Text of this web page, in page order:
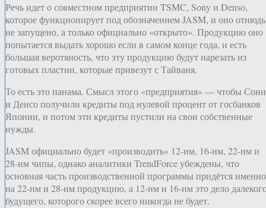
Речь идет о совместном предприятии TSMC, Sony и Denso,
которое функционирует под обозначением JASM, и оно отнюдь
не запущено, а только официально «открыто». Продукцию оно
попытается выдать хорошо если в самом конце года, и есть
большая веротяность, что эту продукцию будут нарезать из
готовых пластин, которые привезут с Тайваня.
То есть это панама. Смысл этого «предприятия» — чтобы Сони
и Денсо получили кредиты под нулевой процент от госбанков
Японии, и потом эти кредиты пустили на свои собственные
нужды.
JASM официально будет «производить» 12-нм, 16-нм, 22-нм и
28-нм чипы, однако аналитики TrendForce убеждены, что
основная часть производственной программы придётся именно
на 22-нм и 28-нм продукцию, а 12-нм и 16-нм это дело
будущего, которого скорее всего никогда не будет.